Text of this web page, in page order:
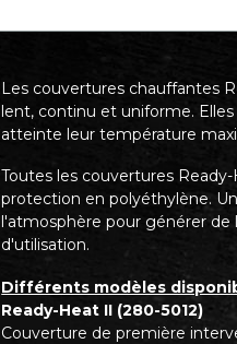
Les couvertures chauffantes
lent, continu et uniforme.
atteinte leur température
Toutes les couvertures
protection en polyéthylène.
l'atmosphère pour générer
d'utilisation.
Différents modèles
Ready-Heat II (280-5012)
Couverture de première